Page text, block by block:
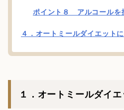
ポイント８ アルコールを
４．オートミールダイエット
１．オートミールダイ